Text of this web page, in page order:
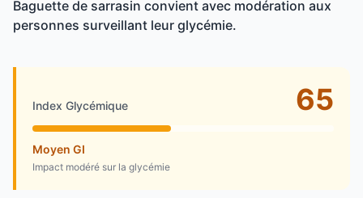
Baguette de sarrasin convient avec modération aux
personnes surveillant leur glycémie.
Index Glycémique 65
Moyen GI
Impact modéré sur la glycémie